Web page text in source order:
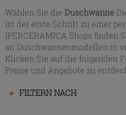
Wählen Sie die Duschwanne
ist der erste Schritt zu einer
IPERCERAMICA Shops finden
an Duschwannenmodellen in
Klicken Sie auf die folgenden
Preise und Angebote zu
FILTERN NACH
Drücken